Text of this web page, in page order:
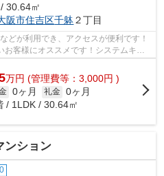
30.64㎡
阪市住吉区千躰２丁目
どが利用でき、アクセスが便利です！
客様にオススメです！システムキッ
万円 (管理費等：3,000円 )
0ヶ月 礼金 0ヶ月
/ 1LDK / 30.64㎡
ンション